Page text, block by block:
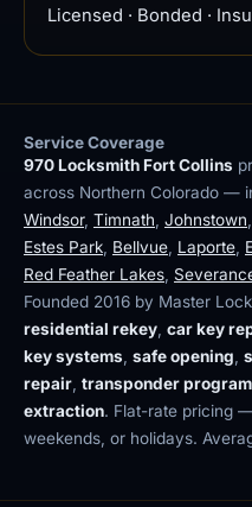
Licensed · Bonded ·
Service Coverage
970 Locksmith Fort Collins
across Northern Colorado —
Windsor, Timnath Johnstown
Estes Park Bellvue Laporte
Red Feather Lakes
Founded 2016 by Master
residential rekey car key
key systems safe opening
repair transponder
extraction. Flat-rate pricing
weekends, or holidays.